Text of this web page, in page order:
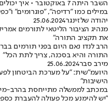
השבר היתה 7 באוקטובר •
במילים כמו "רדיפה", "פוגרומים"
יהודה שלזינגר25.06.2024
מנהיג הציבור הליטאי לתורמים
את תקציב התורה"
הרב לנדו נאם היום בפני תורמים
התורה והיא בסכנה, צריך לתת הכל"
מירב סבר25.06.2024
היועמ"שית: "על מערכת הביטחון
הישיבות"
במכתב לממשלה מתייחסת בהרב-
"יש להימנע מכל פעולה להעברת